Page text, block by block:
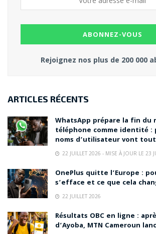
Rejoignez nos plus de 200 000
ARTICLES RÉCENTS
WhatsApp prépare la fin du
téléphone comme identité :
noms d’utilisateur vont
22 JUILLET 2026 - MISE À JOUR LE 23
OnePlus quitte l’Europe :
s’efface et ce que cela
22 JUILLET 2026
Résultats OBC en ligne :
d’Ayoba, MTN Cameroun